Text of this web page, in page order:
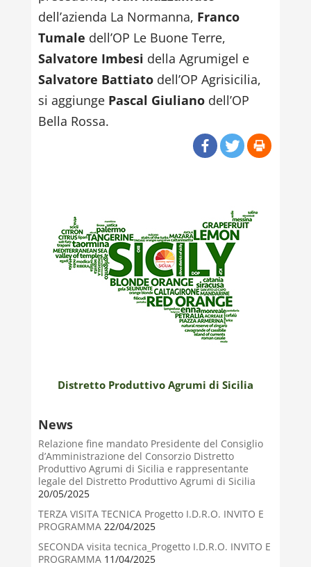
dell’azienda La Normanna, Franco
Tumale dell’OP Le Buone Terre,
Salvatore Imbesi della Agrumigel e
Salvatore Battiatodell’OP Agrisicilia,
si aggiunge Pascal Giulianodell’OP
Bella Rossa.
Distretto Produttivo Agrumi di Sicilia
News
Relazione fine mandato Presidente del Consiglio
d’Amministrazione del Consorzio Distretto
Produttivo Agrumi di Sicilia e rappresentante
legale del Distretto Produttivo Agrumi di Sicilia
20/05/2025
TERZA VISITA TECNICA Progetto I.D.R.O. INVITO E
PROGRAMMA22/04/2025
SECONDA visita tecnica_Progetto I.D.R.O. INVITO E
PROGRAMMA11/04/2025